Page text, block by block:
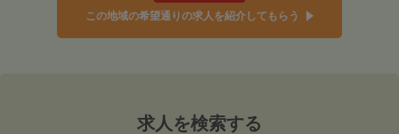
この地域の希望通りの求人を紹介してもらう
求人を検索する